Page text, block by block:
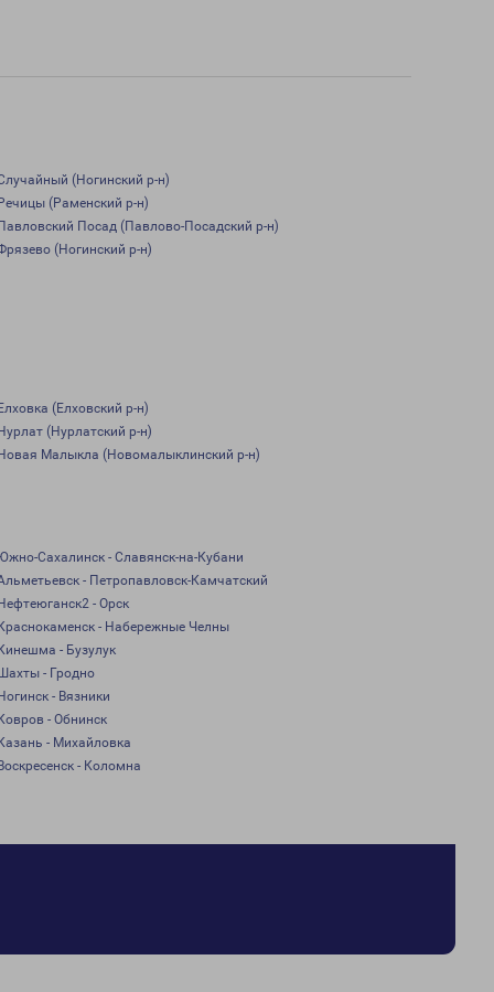
(Ногинский р-н)
(Раменский р-н)
Посад (Павлово-Посадский р-н)
(Ногинский р-н)
(Елховский р-н)
(Нурлатский р-н)
Малыкла (Новомалыклинский р-н)
Сахалинск - Славянск-на-Кубани
- Петропавловск-Камчатский
- Орск
- Набережные Челны
- Бузулук
- Гродно
- Вязники
- Обнинск
- Михайловка
- Коломна